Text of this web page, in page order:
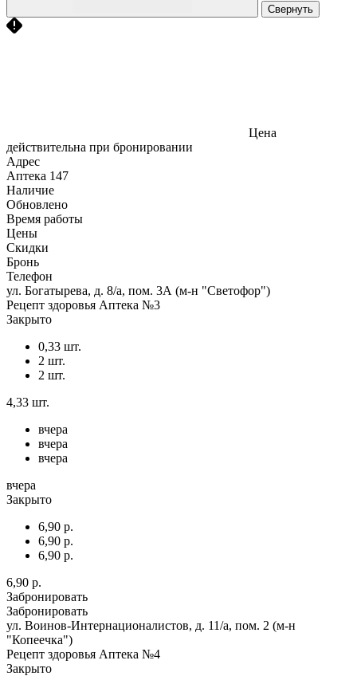
Свернуть
Цена
действительна при бронировании
Адрес
Аптека 147
Наличие
Обновлено
Время работы
Цены
Скидки
Бронь
Телефон
ул. Богатырева, д. 8/а, пом. 3А (м-н "Светофор")
Рецепт здоровья Аптека №3
Закрыто
0,33 шт.
2 шт.
2 шт.
4,33 шт.
вчера
вчера
вчера
вчера
Закрыто
6,90 р.
6,90 р.
6,90 р.
6,90 р.
Забронировать
Забронировать
ул. Воинов-Интернационалистов, д. 11/а, пом. 2 (м-н
"Копеечка")
Рецепт здоровья Аптека №4
Закрыто